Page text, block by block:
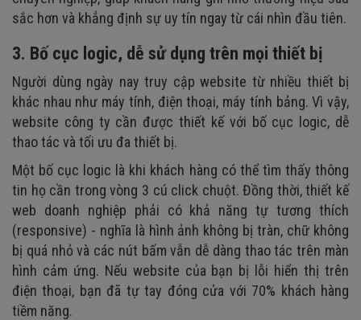
sắc hơn và khẳng định sự uy tín ngay từ cái nhìn đầu tiên.
3. Bố cục logic, dễ sử dụng trên mọi thiết bị
Người dùng ngày nay truy cập website từ nhiều thiết bị
khác nhau như máy tính, điện thoại, máy tính bảng. Vì vậy,
website công ty cần được thiết kế với bố cục logic, dễ
thao tác và tối ưu đa thiết bị.
Một bố cục logic là khi khách hàng có thể tìm thấy thông
tin họ cần trong vòng 3 cú click chuột. Đồng thời, thiết kế
web doanh nghiệp phải có khả năng tự tương thích
(responsive) - nghĩa là hình ảnh không bị tràn, chữ không
bị quá nhỏ và các nút bấm vẫn dễ dàng thao tác trên màn
hình cảm ứng. Nếu website của bạn bị lỗi hiển thị trên
điện thoại, bạn đã tự tay đóng cửa với 70% khách hàng
tiềm năng.